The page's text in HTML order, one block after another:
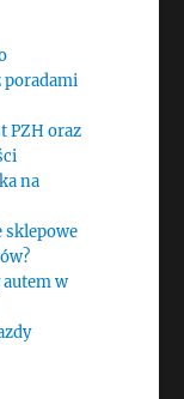
poradami
PZH oraz
na
sklepowe
autem w